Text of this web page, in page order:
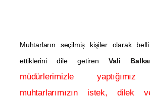
Muhtarların seçilmiş kişiler olarak
ettiklerini dile getirenVali
müdürlerimizle yaptığımız
muhtarlarımızın istek, dilek